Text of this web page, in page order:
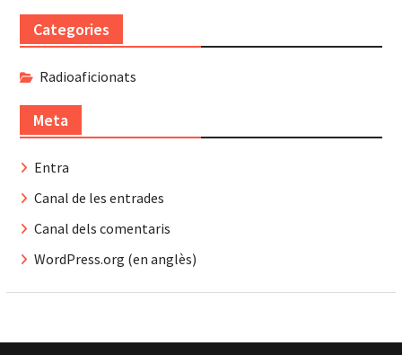
Categories
Radioaficionats
Meta
Entra
Canal de les entrades
Canal dels comentaris
WordPress.org (en anglès)